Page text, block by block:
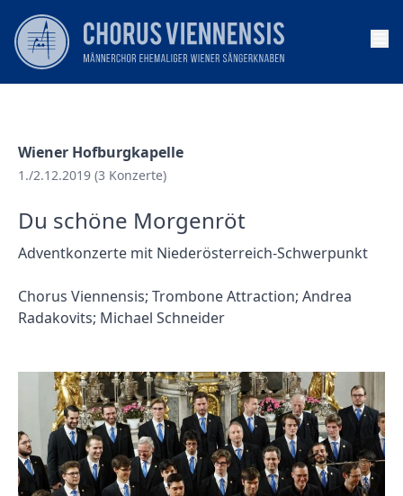
Wiener Hofburgkapelle
1./2.12.2019 (3 Konzerte)
Du schöne Morgenröt
Adventkonzerte mit Niederösterreich-Schwerpunkt
Chorus Viennensis; Trombone Attraction; Andrea
Radakovits; Michael Schneider